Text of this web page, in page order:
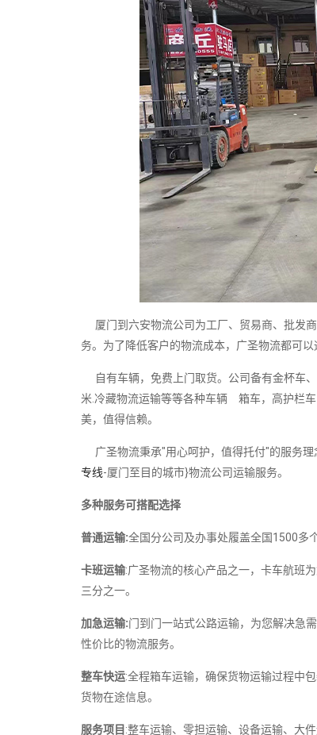
厦门到六安物流公司为工厂、贸易商、批发
务。为了降低客户的物流成本，广圣物流都可
自有车辆，免费上门取货。公司备有金杯车
米.冷藏物流运输等等各种车辆 箱车，高护栏
美，值得信赖。
广圣物流秉承"用心呵护，值得托付"的服务理
专线-厦门至目的城市}物流公司运输服务。
多种服务可搭配选择
普通运输:全国分公司及办事处履盖全国1500多
卡班运输:广圣物流的核心产品之一，卡车航班
三分之一。
加急运输:门到门一站式公路运输，为您解决急
性价比的物流服务。
整车快运:全程箱车运输，确保货物运输过程中
货物在途信息。
服务项目 :整车运输、零担运输、设备运输、大